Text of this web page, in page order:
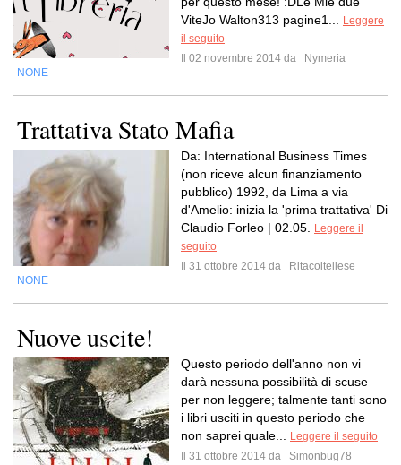
ViteJo Walton313 pagine1...
Leggere
il seguito
Il 02 novembre 2014 da
Nymeria
NONE
Trattativa Stato Mafia
Da: International Business Times
(non riceve alcun finanziamento
pubblico) 1992, da Lima a via
d'Amelio: inizia la 'prima trattativa' Di
Claudio Forleo | 02.05.
Leggere il
seguito
Il 31 ottobre 2014 da
Ritacoltellese
NONE
Nuove uscite!
Questo periodo dell'anno non vi
darà nessuna possibilità di scuse
per non leggere; talmente tanti sono
i libri usciti in questo periodo che
non saprei quale...
Leggere il seguito
Il 31 ottobre 2014 da
Simonbug78